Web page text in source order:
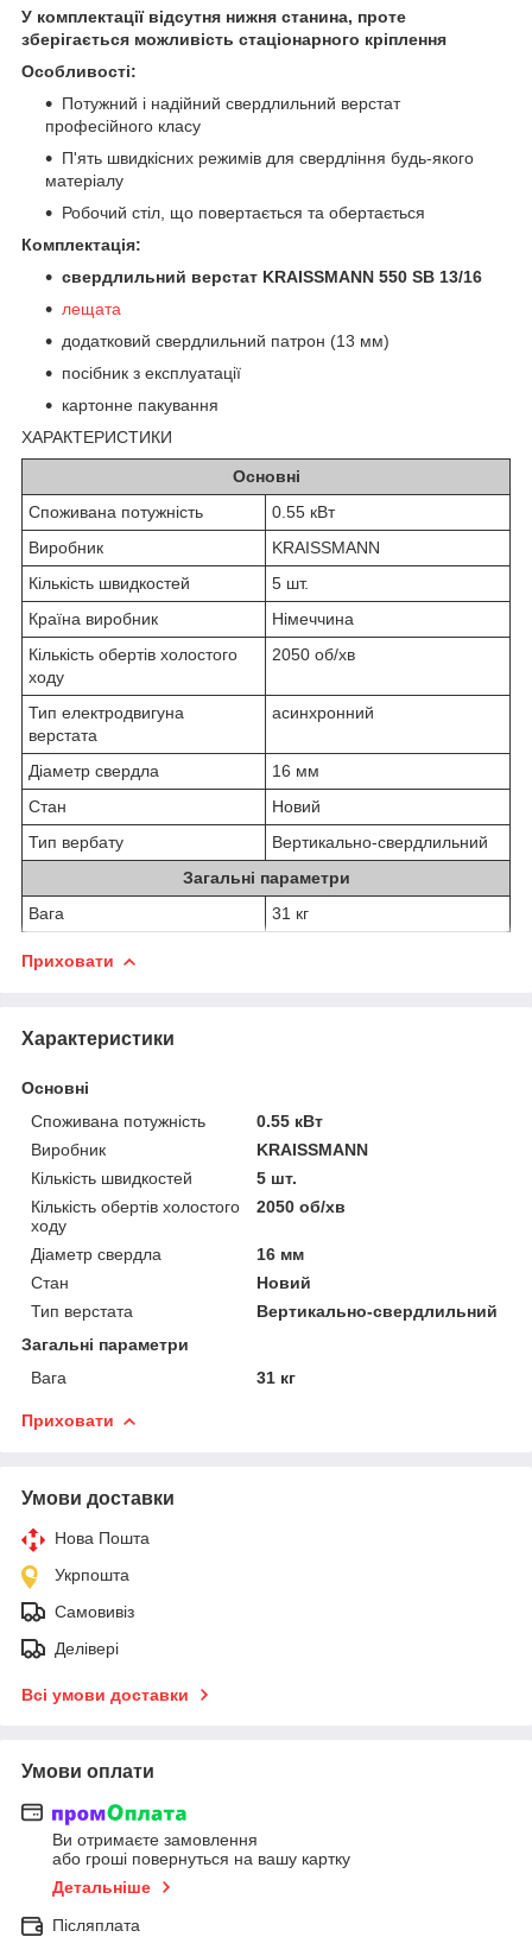
У комплектації відсутня нижня станина, проте
зберігається можливість стаціонарного кріплення
Особливості:
Потужний і надійний свердлильний верстат
професійного класу
П'ять швидкісних режимів для свердління будь-якого
матеріалу
Робочий стіл, що повертається та обертається
Комплектація:
свердлильний верстат KRAISSMANN 550 SB 13/16
лещата
додатковий свердлильний патрон (13 мм)
посібник з експлуатації
картонне пакування
ХАРАКТЕРИСТИКИ
Основні
Споживана потужність
0.55 кВт
Виробник
KRAISSMANN
Кількість швидкостей
5 шт.
Країна виробник
Німеччина
Кількість обертів холостого
ходу
2050 об/хв
Тип електродвигуна
верстата
асинхронний
Діаметр свердла
16 мм
Стан
Новий
Тип вербату
Вертикально-свердлильний
Загальні параметри
Вага
31 кг
Приховати
Характеристики
Основні
Споживана потужність
0.55 кВт
Виробник
KRAISSMANN
Кількість швидкостей
5 шт.
Кількість обертів холостого
ходу
2050 об/хв
Діаметр свердла
16 мм
Стан
Новий
Тип верстата
Вертикально-свердлильний
Загальні параметри
Вага
31 кг
Приховати
Умови доставки
Нова Пошта
Укрпошта
Самовивіз
Делівері
Всі умови доставки
Умови оплати
Ви отримаєте замовлення
або гроші повернуться на вашу картку
Детальніше
Післяплата